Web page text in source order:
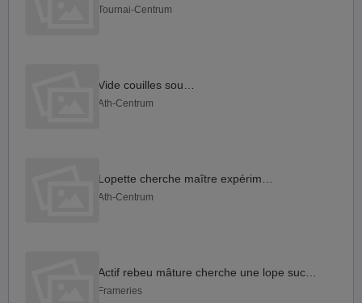
Tournai-Centrum
Ath-Centrum
Ath-Centrum
Frameries